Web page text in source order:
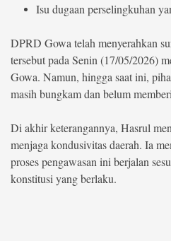
Isu dugaan perselingkuhan
DPRD Gowa telah menyerahkan
tersebut pada Senin (17/05/2026)
Gowa. Namun, hingga saat ini,
masih bungkam dan belum
Di akhir keterangannya, Hasrul
menjaga kondusivitas daerah. Ia
proses pengawasan ini berjalan
konstitusi yang berlaku.